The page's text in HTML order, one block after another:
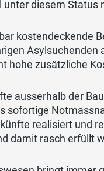
unter diesem Status
kostendeckende
Asylsuchenden
hohe zusätzliche
ausserhalb der
sofortige
realisiert und
damit rasch erfüllt